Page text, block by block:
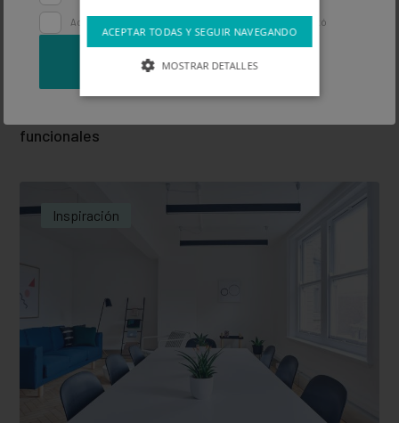
funcionales
Inspiración
Acepto recibir comunicaciones y ofertas de Pinturas Montó
SUSCRIBIRME
ACEPTAR TODAS Y SEGUIR NAVEGANDO
MOSTRAR DETALLES